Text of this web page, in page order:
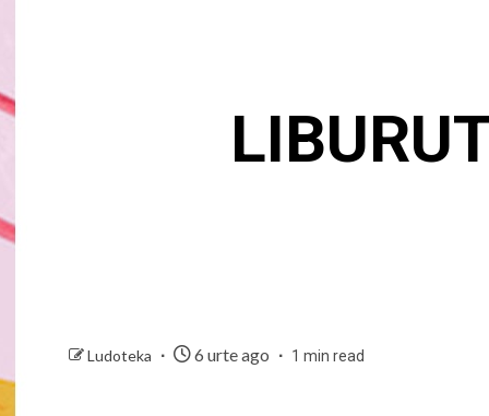
Ludoteka 6 urte ago 1 min read